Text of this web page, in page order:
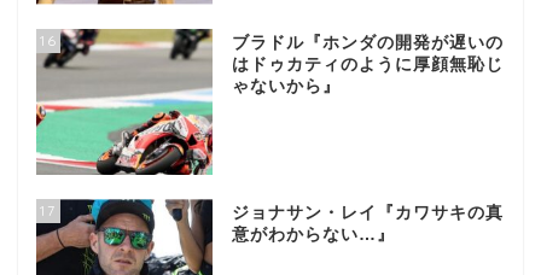
16
ブラドル『ホンダの開発が遅いの
はドゥカティのように厚顔無恥じ
ゃないから』
17
ジョナサン・レイ『カワサキの真
意がわからない…』